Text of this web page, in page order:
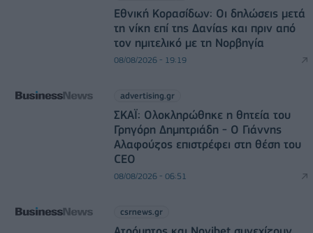
Εθνική Κορασίδων: Οι δηλώσεις μετά
τη νίκη επί της Δανίας και πριν από
τον ημιτελικό με τη Νορβηγία
08/08/2026 - 19:19
advertising.gr
ΣΚΑΪ: Ολοκληρώθηκε η θητεία του
Γρηγόρη Δημητριάδη - Ο Γιάννης
Αλαφούζος επιστρέφει στη θέση του
CEO
08/08/2026 - 06:51
csrnews.gr